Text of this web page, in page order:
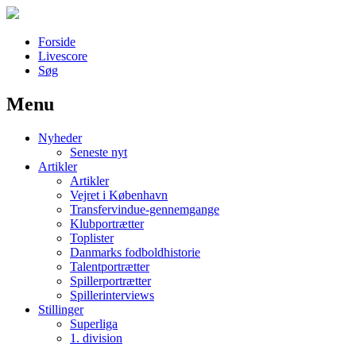
Forside
Livescore
Søg
Наши партнеры
лучшие займы
Menu
Nyheder
Seneste nyt
Artikler
Artikler
Vejret i København
Transfervindue-gennemgange
Klubportrætter
Toplister
Danmarks fodboldhistorie
Talentportrætter
Spillerportrætter
Spillerinterviews
Stillinger
Superliga
1. division